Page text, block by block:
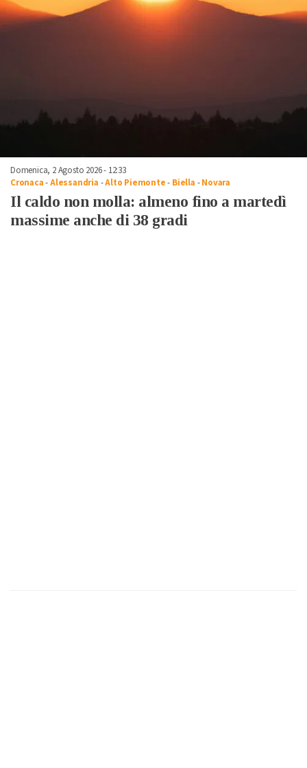
Domenica, 2 Agosto 2026 - 12:33
Cronaca-Alessandria -Alto Piemonte- Biella -Novara
Il caldo non molla: almeno fino a martedì
massime anche di 38 gradi